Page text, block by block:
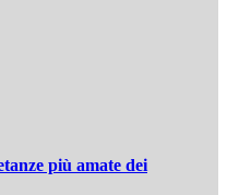
più amate dei